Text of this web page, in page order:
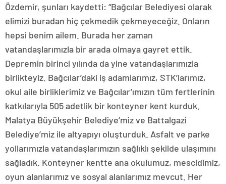
Özdemir, şunları kaydetti: “Bağcılar Belediyesi olarak
elimizi buradan hiç çekmedik çekmeyeceğiz. Onların
hepsi benim ailem. Burada her zaman
vatandaşlarımızla bir arada olmaya gayret ettik.
Depremin birinci yılında da yine vatandaşlarımızla
birlikteyiz. Bağcılar’daki iş adamlarımız, STK’larımız,
okul aile birliklerimiz ve Bağcılar’ımızın tüm fertlerinin
katkılarıyla 505 adetlik bir konteyner kent kurduk.
Malatya Büyükşehir Belediye’miz ve Battalgazi
Belediye’miz ile altyapıyı oluşturduk. Asfalt ve parke
yollarımızla vatandaşlarımızın sağlıklı şekilde ulaşımını
sağladık. Konteyner kentte ana okulumuz, mescidimiz,
oyun alanlarımız ve sosyal alanlarımız mevcut. Her